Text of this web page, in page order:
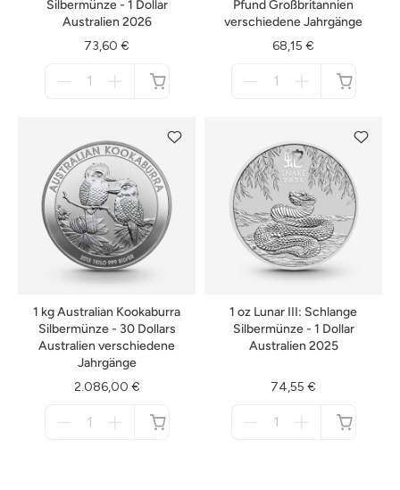
Silbermünze - 1 Dollar
Australien 2026
73,60 €
Pfund Großbritannien
verschiedene Jahrgänge
68,15 €
1 kg Australian Kookaburra
Silbermünze - 30 Dollars
Australien verschiedene
Jahrgänge
2.086,00 €
1 oz Lunar III: Schlange
Silbermünze - 1 Dollar
Australien 2025
74,55 €